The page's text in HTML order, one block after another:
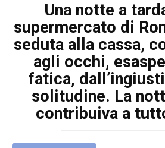
Una notte a
supermercato di
seduta alla cassa,
agli occhi,
fatica,
solitudine. La
contribuiva a